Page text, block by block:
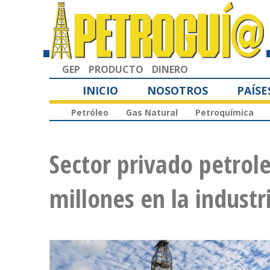
GEP PRODUCTO DINERO
INICIO NOSOTROS
Petróleo Gas Natural Petroquímica
Sector privado
millones en la